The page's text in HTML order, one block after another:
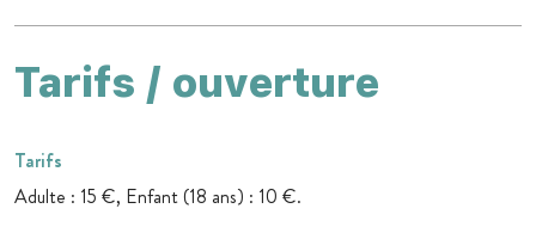
Tarifs / ouverture
Tarifs
Adulte : 15 €, Enfant (18 ans) : 10 €.